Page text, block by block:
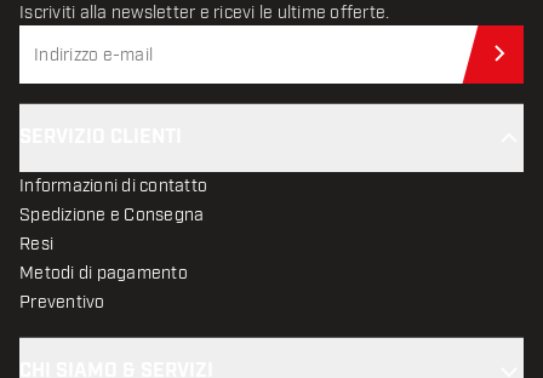
Iscriviti alla newsletter e ricevi le ultime offerte.
Informazioni di contatto
Spedizione e Consegna
Resi
Metodi di pagamento
Preventivo